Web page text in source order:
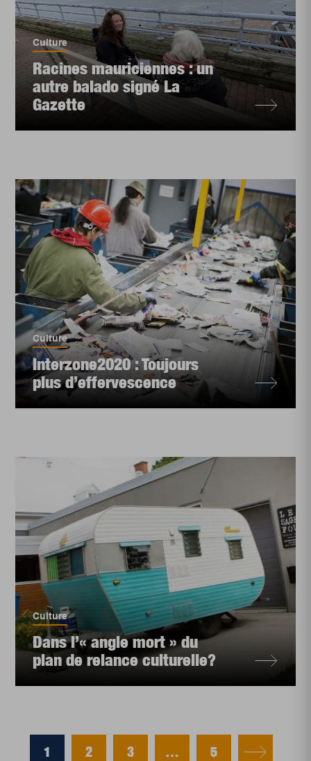
Culture
Racines mauriciennes : un
autre balado signé La
Gazette
Culture
Interzone2020 : Toujours
plus d’effervescence
Culture
Dans l’« angle mort » du
plan de relance culturelle?
1 2 3 … 5